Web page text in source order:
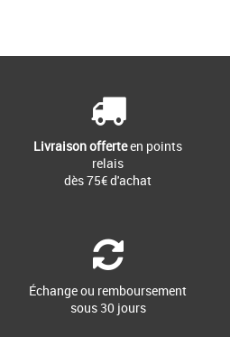
Livraison offerteen points
relais
dès 75€ d'achat
Échange ou remboursement
sous 30 jours